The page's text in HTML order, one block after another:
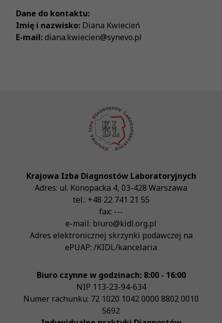
Dane do kontaktu:
Imię i nazwisko: Diana Kwiecień
E-mail:diana.kwiecien@synevo.pl
Krajowa Izba Diagnostów Laboratoryjnych
Adres: ul. Konopacka 4, 03-428 Warszawa
tel.: +48 22 741 21 55
fax: ---
e-mail: biuro@kidl.org.pl
Adres elektronicznej skrzynki podawczej na
ePUAP: /KIDL/kancelaria
Biuro czynne w godzinach: 8:00 - 16:00
NIP 113-23-94-634
Numer rachunku: 72 1020 1042 0000 8802 0010
5692